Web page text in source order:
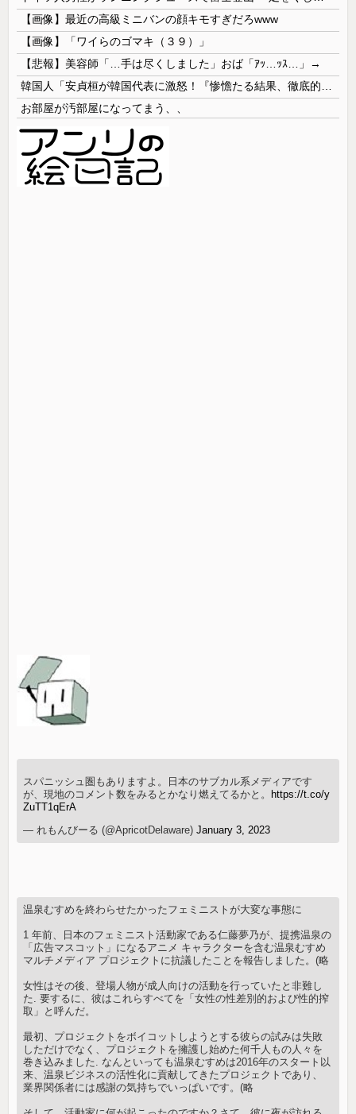
【画像】最近の高級ミニバンの顔キモすぎだろwww
【画像】「ワイらのゴマキ（３９）」
【悲報】美容師「…手は尽くしました」おば「ｱｯ…ｯｽ…」→
お部屋が汚部屋になってまう、、
スパニッシュ圏もありますよ。日本のサブカル系メディアです
が、現地のコメント数をみるとかなり燃えてるかと。 https://t.co/y
ZuTT1qErA
— れもんびーる (@ApricotDelaware)January 3, 2023
温泉むすめを終わらせたかったフェミニストが大変な事態に
1 年前、日本のフェミニスト活動家である仁藤夢乃が、提携温泉の
「広告マスコット」になるアニメ キャラクターを含む温泉むすめ
マルチメディア プロジェクトに抗議したことを報告しました。(略
女性はその後、登場人物が成人向けの活動を行っていたと非難し
た. 要するに、彼はこれらすべてを「女性の性差別的および性的搾
取」と呼んだ。
最初、プロジェクトをボイコットしようとする彼らの試みは失敗
しただけでなく、プロジェクトを擁護し始めた何千人もの人々を
巻き込みました. なんといっても温泉むすめは2016年のスタート以
来、温泉ビジネスの活性化に貢献してきたプロジェクトであり、
業界関係者には感謝の気持ちでいっぱいです。(略